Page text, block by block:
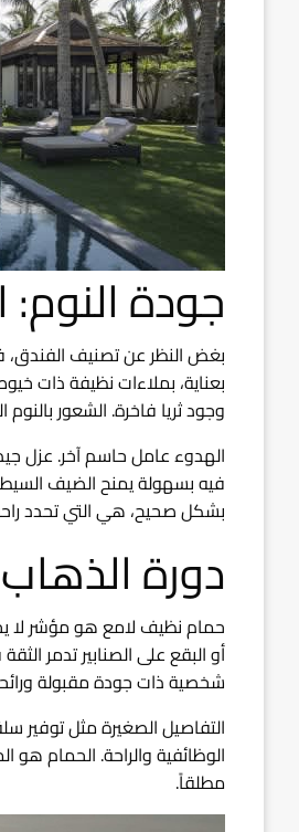
جودة النوم:
بغض النظر عن تصنيف الفندق،
بعناية، بملاءات نظيفة ذات
وجود ثريا فاخرة. الشعور
الهدوء عامل حاسم آخر. عزل
فيه بسهولة يمنح الضيف
بشكل صحيح، هي التي تحدد
دورة
حمام نظيف لامع هو مؤشر لا
أو البقع على الصنابير تدمر
شخصية ذات جودة مقبولة
التفاصيل الصغيرة مثل توفير
الوظائفية والراحة. الحمام
مطلقاً.